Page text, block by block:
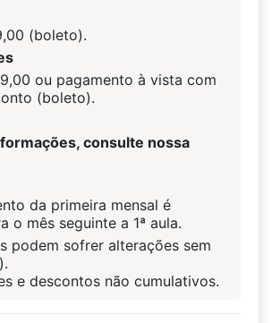
(boleto).
ou pagamento à vista com
(boleto).
consulte nossa
da primeira mensal é
o mês seguinte a 1ª aula.
podem sofrer alterações sem
e descontos não cumulativos.